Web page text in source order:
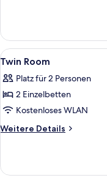
Twin
Room
Alle
Fotos
für
Twin
Room
anzeigen
1
Twin Room
Platz für 2 Personen
2 Einzelbetten
Kostenloses WLAN
Weitere Details
Weitere
Room